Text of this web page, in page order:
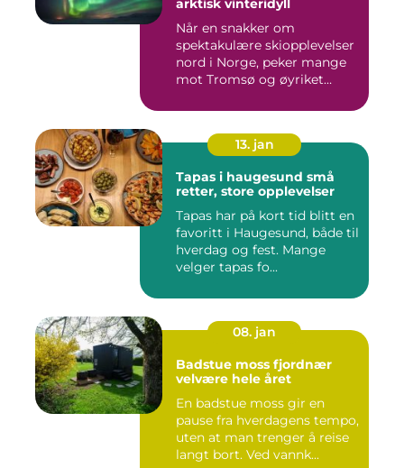
Når en snakker om
spektakulære skiopplevelser
nord i Norge, peker mange
mot Tromsø og øyriket
13. jan
Tapas i haugesund små
retter, store opplevelser
Tapas har på kort tid blitt en
favoritt i Haugesund, både til
hverdag og fest. Mange
velger tapas fo...
08. jan
Badstue moss fjordnær
velvære hele året
En badstue moss gir en
pause fra hverdagens tempo,
uten at man trenger å reise
langt bort. Ved vannk...